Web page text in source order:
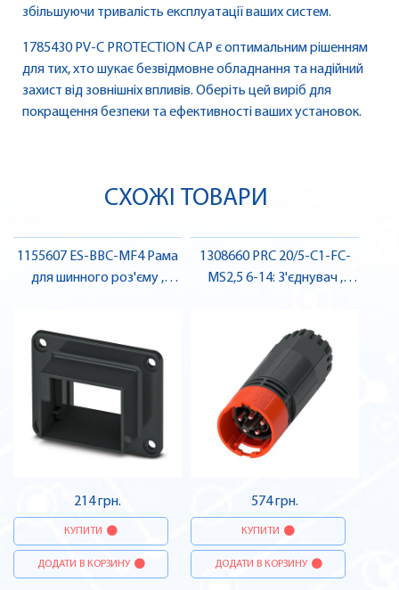
збільшуючи тривалість експлуатації ваших систем.
1785430 PV-C PROTECTION CAP є оптимальним рішенням
для тих, хто шукає безвідмовне обладнання та надійний
захист від зовнішніх впливів. Оберіть цей виріб для
покращення безпеки та ефективності ваших установок.
СХОЖІ ТОВАРИ
1155607 ES-BBC-MF4 Рама
для шинного роз'єму ,
214 грн.
КУПИТИ
ДОДАТИ В КОРЗИНУ
1308660 PRC 20/5-C1-FC-
MS2,5 6-14: З'єднувач ,
574 грн.
КУПИТИ
ДОДАТИ В КОРЗИНУ